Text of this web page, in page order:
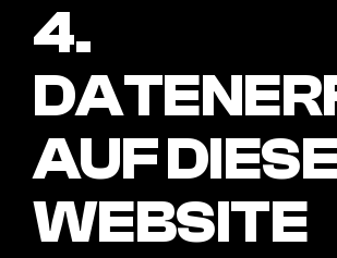
4.
AUF
WEBSITE